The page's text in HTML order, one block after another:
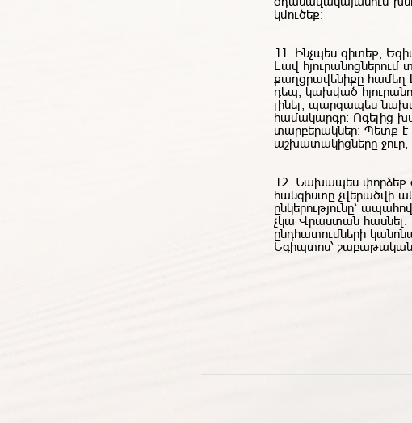
կմուծեք։
11. Ինչպես գիտեք,
Լավ
քաղցրավենիքը համեղ
դեպ, կախված
լինել, պարզապես
համակարգը։ Ոգելից
տարբերակներ։ Պետք է
աշխատակիցները ջուր,
12. Նախապես փորձեք
հանգիստը չվերածվի
ընկերությունը՝
չկա Վրաստան հասնել.
ընդհատումների
Եգիպտոս՝ շաբաթական